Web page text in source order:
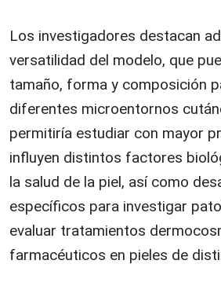
Los investigadores destacan
versatilidad del modelo, que
tamaño, forma y composición
diferentes microentornos
permitiría estudiar con mayor
influyen distintos factores
la salud de la piel, así como
específicos para investigar
evaluar tratamientos
farmacéuticos en pieles de